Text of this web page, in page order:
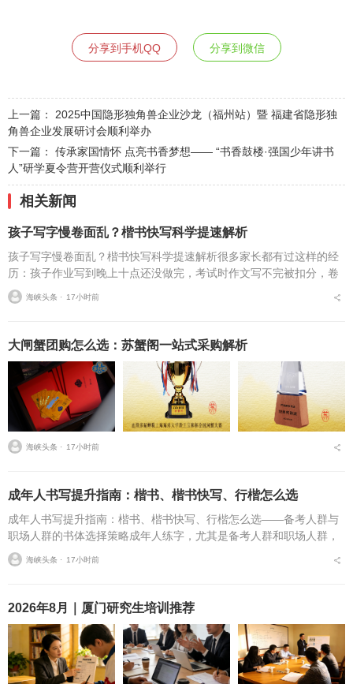
分享到手机QQ 分享到微信
上一篇： 2025中国隐形独角兽企业沙龙（福州站）暨 福建省隐形独
角兽企业发展研讨会顺利举办
下一篇： 传承家国情怀 点亮书香梦想—— “书香鼓楼·强国少年讲书
人”研学夏令营开营仪式顺利举行
相关新闻
孩子写字慢卷面乱？楷书快写科学提速解析
孩子写字慢卷面乱？楷书快写科学提速解析很多家长都有过这样的经
历：孩子作业写到晚上十点还没做完，考试时作文写不完被扣分，卷
面因为字迹潦草被老师多次点名。据相关调查显示，67%的小学生存
在书写速度不达标问...
海峡头条 ⋅ 17小时前
大闸蟹团购怎么选：苏蟹阁一站式采购解析
海峡头条 ⋅ 17小时前
成年人书写提升指南：楷书、楷书快写、行楷怎么选
成年人书写提升指南：楷书、楷书快写、行楷怎么选——备考人群与
职场人群的书体选择策略成年人练字，尤其是备考人群和职场人群，
常常面临一个具体问题：字丑想改善，到底该练标准楷书，还是练楷
书快写，或者干脆练行...
海峡头条 ⋅ 17小时前
2026年8月｜厦门研究生培训推荐